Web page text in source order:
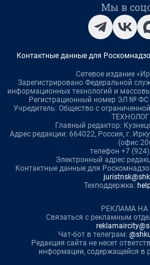
Мы в
Контактные данные для
Сетевое издание
Зарегистрировано Федеральной
информационных технологий и
Регистрационный номер ЭЛ № ФС
Учредитель: Общество с
Главный редактор:
Адрес редакции: 664022, Россия, г.
(офис
телефон +7 (924)
Электронный адрес
Контактные данные для
Техподдержка:
РЕКЛАМА НА
Связаться с рекламным
Чат-бот в телеграм:
Редакция сайта не несет
информации, содержащейся в